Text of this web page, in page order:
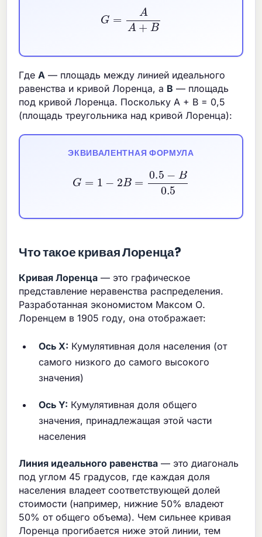
+
ГдеA — площадь между линией идеального
равенства и кривой Лоренца, а B — площадь
под кривой Лоренца. Поскольку A + B = 0,5
(площадь треугольника над кривой Лоренца):
ЭКВИВАЛЕНТНАЯ ФОРМУЛА
− B
Что такое кривая Лоренца?
Кривая Лоренца — это графическое
представление неравенства распределения.
Разработанная экономистом Максом О.
Лоренцем в 1905 году, она отображает:
Ось X: Кумулятивная доля населения (от
самого низкого до самого высокого
значения)
Ось Y: Кумулятивная доля общего
значения, принадлежащая этой части
населения
Линия идеального равенства — это диагональ
под углом 45 градусов, где каждая доля
населения владеет соответствующей долей
стоимости (например, нижние 50% владеют
50% от общего объема). Чем сильнее кривая
Лоренца прогибается ниже этой линии, тем